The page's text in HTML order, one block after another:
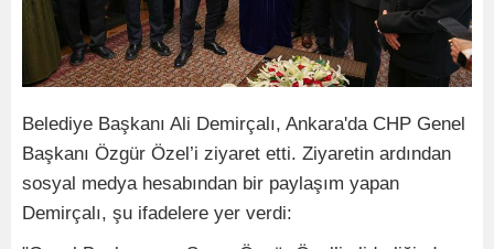
Belediye Başkanı Ali Demirçalı, Ankara'da CHP Genel
Başkanı Özgür Özel’i ziyaret etti. Ziyaretin ardından
sosyal medya hesabından bir paylaşım yapan
Demirçalı, şu ifadelere yer verdi: